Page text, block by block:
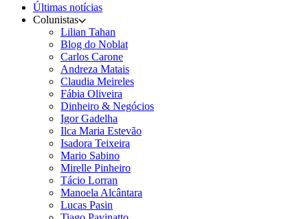
Últimas notícias
Colunistas
Lilian Tahan
Blog do Noblat
Carlos Carone
Andreza Matais
Claudia Meireles
Fábia Oliveira
Dinheiro & Negócios
Igor Gadelha
Ilca Maria Estevão
Isadora Teixeira
Mario Sabino
Mirelle Pinheiro
Tácio Lorran
Manoela Alcântara
Lucas Pasin